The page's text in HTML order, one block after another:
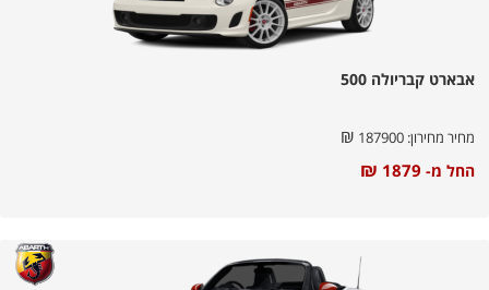
אבארט קבריולה 500
מחיר מחירון: ₪
החל מ- ₪